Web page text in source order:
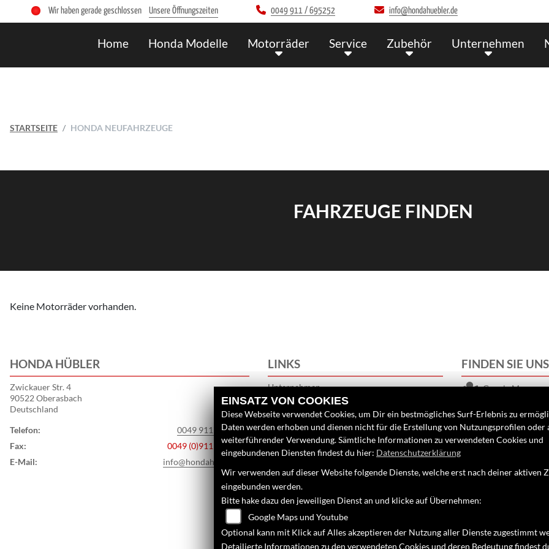
Wir haben gerade geschlossen Unsere Öffnungszeiten 0049 911 / 695252 info@hondahuebler.de
Home Honda Modelle Motorräder Service Zubehör Unternehmen
STARTSEITE HONDA NEUFAHRZEUGE
FAHRZEUGE FINDEN
Keine Motorräder vorhanden.
HONDA HÜBLER
Zwickauer Str. 4
90522 Oberasbach
Deutschland
Telefon:
0049 911 / 695252
Fax:
0049 (0)911 / 698238
E-Mail:
info@hondahuebler.de
LINKS
Unternehmen
Neufahrzeuge
Gebrauchtfahrzeuge
Service
FINDEN SIE UNS
Google Maps
EINSATZ VON COOKIES
Diese Webseite verwendet Cookies, um Dir ein bestmögliches Surf-Erlebnis zu
Daten werden erhoben und dienen nicht für die Erstellung von Nutzungsprofilen oder
weiterführender Verwendung. Sämtliche Informationen zu verwendeten Cookies und
eingebundenen Diensten findest du hier: Datenschutzerklärung
Wir verwenden auf dieser Website folgende Dienste, welche erst nach deiner aktiven
eingebunden werden.
Bitte hake dazu den jeweiligen Dienst an und klicke auf Übernehmen:
Google Maps und Youtube
Optional kann mit Klick auf Alles akzeptieren der Nutzung aller Dienste zugestimmt
Detailierte Informationen zu den verwendeten Cookies und deren Bedeutung findest